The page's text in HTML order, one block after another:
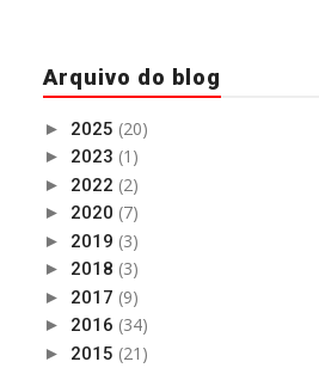
Arquivo do blog
► 2025 (20)
► 2023 (1)
► 2022 (2)
► 2020 (7)
► 2019 (3)
► 2018 (3)
► 2017 (9)
► 2016 (34)
► 2015 (21)